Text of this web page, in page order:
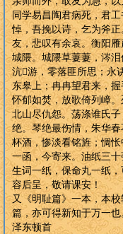
同学易昌陶君病死，君
悼，吾挽以诗，乞为斧
友，悲叹有余哀。衡阳
城隈。城隈草萋萋，涔
沆游，零落匪所思；永
东皋上；冉冉望君来，
怀郁如焚，放歌倚列嶂
北山尽仇怨。荡涤谁氏
绝。琴绝最伤情，朱华
杯酒，惨淡看铭旌；惆
一函，今寄来。油纸三
生词一纸，保命丸一纸
容后呈，敬请课安！
又《明耻篇》一本，本
篇，亦可得新知于万一也
泽东顿首